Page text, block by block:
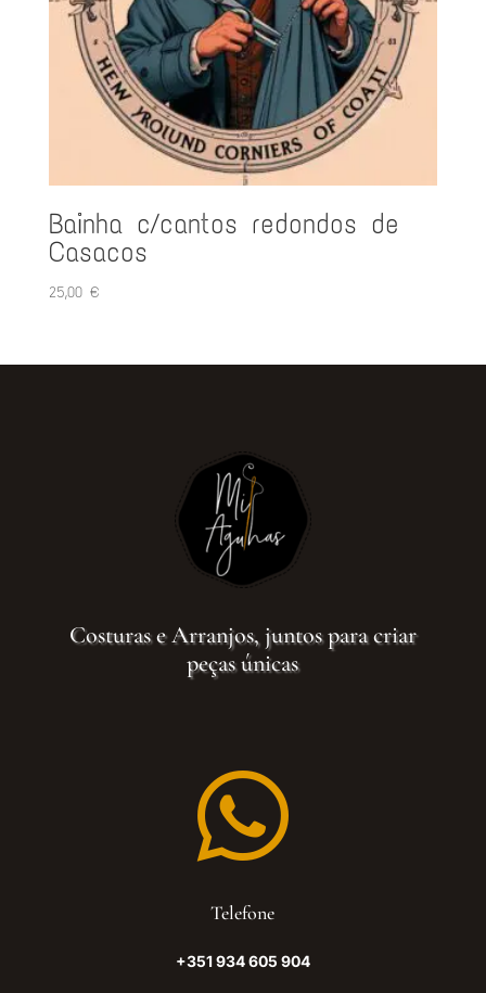
Bainha c/cantos redondos de
Casacos
25,00 €
Costuras e Arranjos, juntos para criar
peças únicas

Telefone
+351 934 605 904